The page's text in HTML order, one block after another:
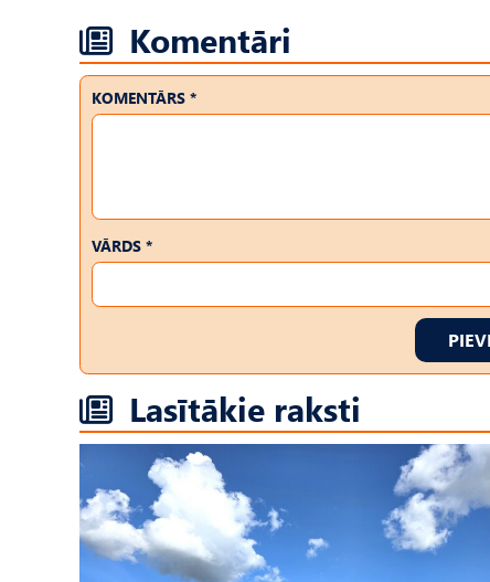
Komentāri
KOMENTĀRS *
VĀRDS *
Lasītākie raksti